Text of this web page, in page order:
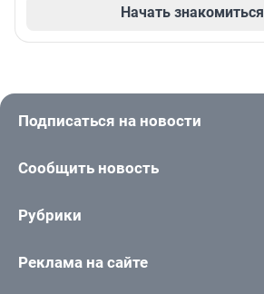
Начать знакомиться
Подписаться на новости
Сообщить новость
Рубрики
Реклама на сайте